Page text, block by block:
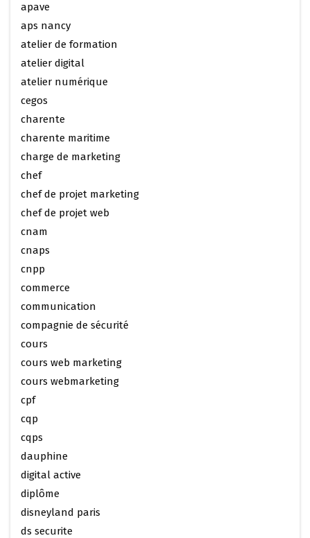
apave
aps nancy
atelier de formation
atelier digital
atelier numérique
cegos
charente
charente maritime
charge de marketing
chef
chef de projet marketing
chef de projet web
cnam
cnaps
cnpp
commerce
communication
compagnie de sécurité
cours
cours web marketing
cours webmarketing
cpf
cqp
cqps
dauphine
digital active
diplôme
disneyland paris
ds securite